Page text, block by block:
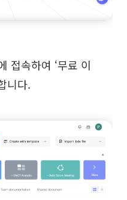
접속하여 ‘무료 이
니다.